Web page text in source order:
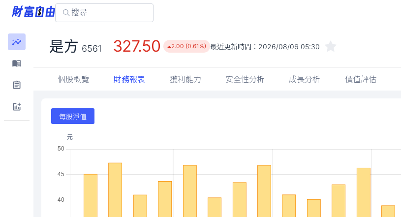
是方 6561 327.50 2.00 (0.61%) 最近更新時間： 2026/08/06 05:30
個股概覽 財務報表 獲利能力 安全性分析 成長分析 價值評估
每股淨值